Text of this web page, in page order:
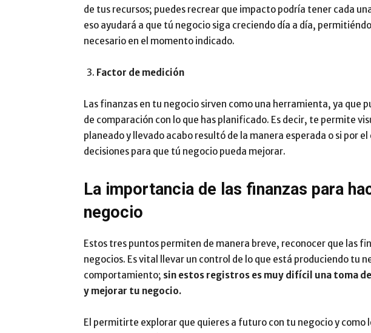
de tus recursos; puedes recrear que impacto podría tener cada
eso ayudará a que tú negocio siga creciendo día a día,
necesario en el momento indicado.
Factor de medición
Las finanzas en tu negocio sirven como una herramienta, ya que
de comparación con lo que has planificado. Es decir, te permite
planeado y llevado acabo resultó de la manera esperada o si por
decisiones para que tú negocio pueda mejorar.
La importancia de las finanzas para
negocio
Estos tres puntos permiten de manera breve, reconocer que las
negocios. Es vital llevar un control de lo que está produciendo tu
comportamiento; sin estos registros es muy difícil una toma
y mejorar tu negocio.
El permitirte explorar que quieres a futuro con tu negocio y como